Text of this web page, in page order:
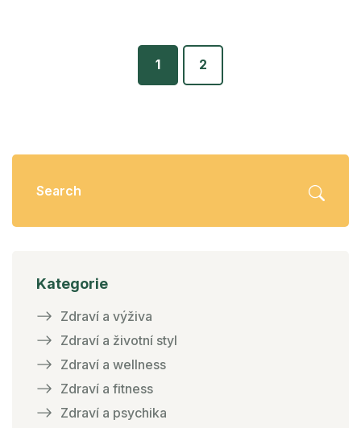
1 2
Kategorie
Zdraví a výživa
Zdraví a životní styl
Zdraví a wellness
Zdraví a fitness
Zdraví a psychika